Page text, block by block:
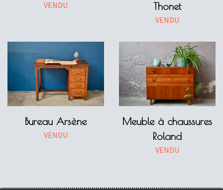
VENDU
Thonet
VENDU
Bureau Arsène
VENDU
Meuble à chaussures
Roland
VENDU